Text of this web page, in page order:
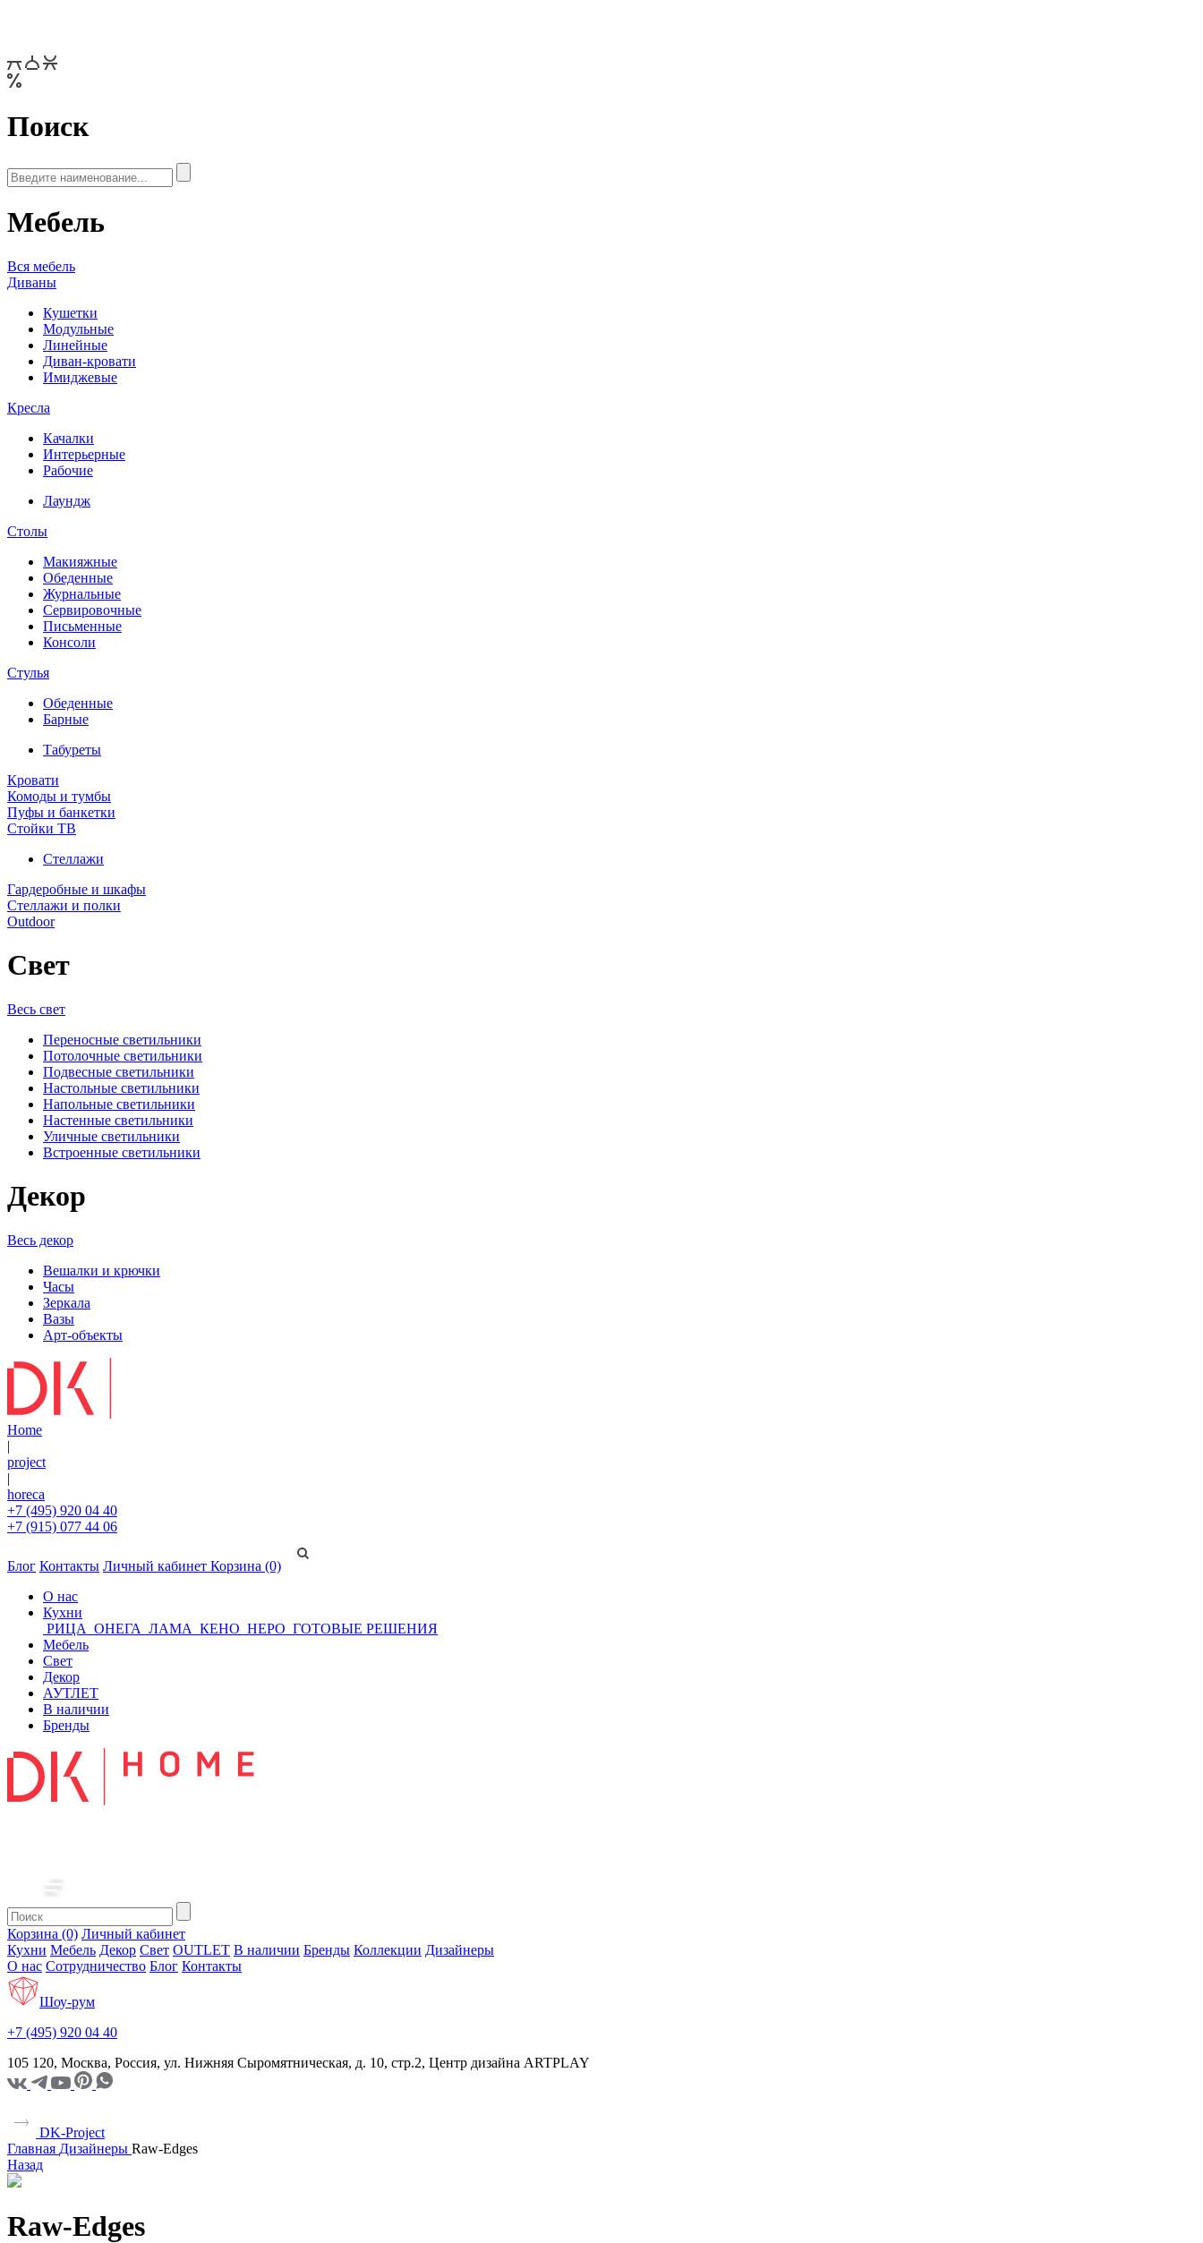
Поиск
Мебель
Вся мебель
Диваны
Кушетки
Модульные
Линейные
Диван-кровати
Имиджевые
Кресла
Качалки
Интерьерные
Рабочие
Лаундж
Столы
Макияжные
Обеденные
Журнальные
Сервировочные
Письменные
Консоли
Стулья
Обеденные
Барные
Табуреты
Кровати
Комоды и тумбы
Пуфы и банкетки
Стойки ТВ
Стеллажи
Гардеробные и шкафы
Стеллажи и полки
Outdoor
Свет
Весь свет
Переносные светильники
Потолочные светильники
Подвесные светильники
Настольные светильники
Напольные светильники
Настенные светильники
Уличные светильники
Встроенные светильники
Декор
Весь декор
Вешалки и крючки
Часы
Зеркала
Вазы
Арт-объекты
Home
|
project
|
horeca
+7 (495) 920 04 40
+7 (915) 077 44 06
Блог Контакты Личный кабинет Корзина (0)
О нас
Кухни
РИЦА ОНЕГА ЛАМА КЕНО НЕРО ГОТОВЫЕ РЕШЕНИЯ
Мебель
Свет
Декор
АУТЛЕТ
В наличии
Бренды
Корзина (0) Личный кабинет
Кухни Мебель Декор Свет OUTLET В наличии Бренды Коллекции Дизайнеры
О нас Сотрудничество Блог Контакты
Шоу-рум
+7 (495) 920 04 40
105 120, Москва, Россия, ул. Нижняя Сыромятническая, д. 10, стр.2, Центр дизайна ARTPLAY
DK-Project
Главная Дизайнеры Raw-Edges
Назад
Raw-Edges